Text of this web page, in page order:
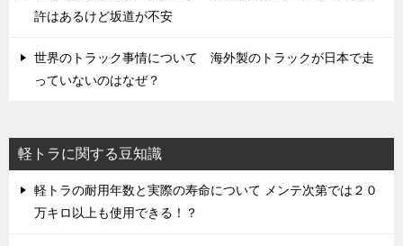
許はあるけど坂道が不安
世界のトラック事情について 海外製のトラックが日本で走
っていないのはなぜ？
軽トラに関する豆知識
軽トラの耐用年数と実際の寿命について メンテ次第では２０
万キロ以上も使用できる！？